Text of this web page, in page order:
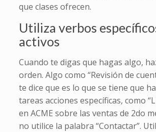
que clases ofrecen.
Utiliza verbos
activos
Cuando te digas que hagas algo,
orden. Algo como “Revisión de
te dice que es lo que se tiene que
tareas acciones específicas, como
en ACME sobre las ventas de 2do
no utilice la palabra “Contactar”.